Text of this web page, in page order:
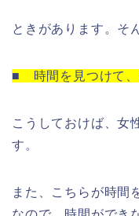
ときがあります。そ
■ 時間を見つけて、
こうしておけば、女
す。
また、こちらが時間